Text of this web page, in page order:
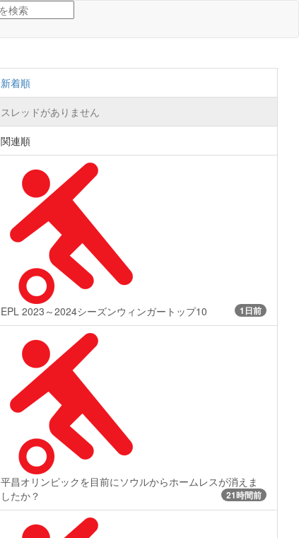
新着順
スレッドがありません
関連順
EPL 2023～2024シーズンウィンガートップ10 1日前
平昌オリンピックを目前にソウルからホームレスが消えま
したか？
21時間前